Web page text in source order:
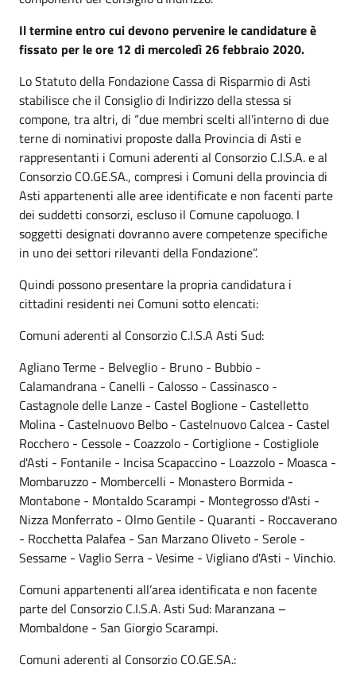
Il termine entro cui devono pervenire le candidature è
fissato per le ore 12 di mercoledì 26 febbraio 2020.
Lo Statuto della Fondazione Cassa di Risparmio di Asti
stabilisce che il Consiglio di Indirizzo della stessa si
compone, tra altri, di “due membri scelti all’interno di due
terne di nominativi proposte dalla Provincia di Asti e
rappresentanti i Comuni aderenti al Consorzio C.I.S.A. e al
Consorzio CO.GE.SA., compresi i Comuni della provincia di
Asti appartenenti alle aree identificate e non facenti parte
dei suddetti consorzi, escluso il Comune capoluogo. I
soggetti designati dovranno avere competenze specifiche
in uno dei settori rilevanti della Fondazione”.
Quindi possono presentare la propria candidatura i
cittadini residenti nei Comuni sotto elencati:
Comuni aderenti al Consorzio C.I.S.A Asti Sud:
Agliano Terme - Belveglio - Bruno - Bubbio -
Calamandrana - Canelli - Calosso - Cassinasco -
Castagnole delle Lanze - Castel Boglione - Castelletto
Molina - Castelnuovo Belbo - Castelnuovo Calcea - Castel
Rocchero - Cessole - Coazzolo - Cortiglione - Costigliole
d'Asti - Fontanile - Incisa Scapaccino - Loazzolo - Moasca -
Mombaruzzo - Mombercelli - Monastero Bormida -
Montabone - Montaldo Scarampi - Montegrosso d'Asti -
Nizza Monferrato - Olmo Gentile - Quaranti - Roccaverano
- Rocchetta Palafea - San Marzano Oliveto - Serole -
Sessame - Vaglio Serra - Vesime - Vigliano d'Asti - Vinchio.
Comuni appartenenti all’area identificata e non facente
parte del Consorzio C.I.S.A. Asti Sud: Maranzana –
Mombaldone - San Giorgio Scarampi.
Comuni aderenti al Consorzio CO.GE.SA.: